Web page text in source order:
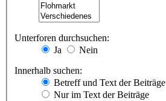
Unterforen durchsuchen:
Ja
Nein
Innerhalb suchen:
Betreff und Text der Beiträge
Nur im Text der Beiträge